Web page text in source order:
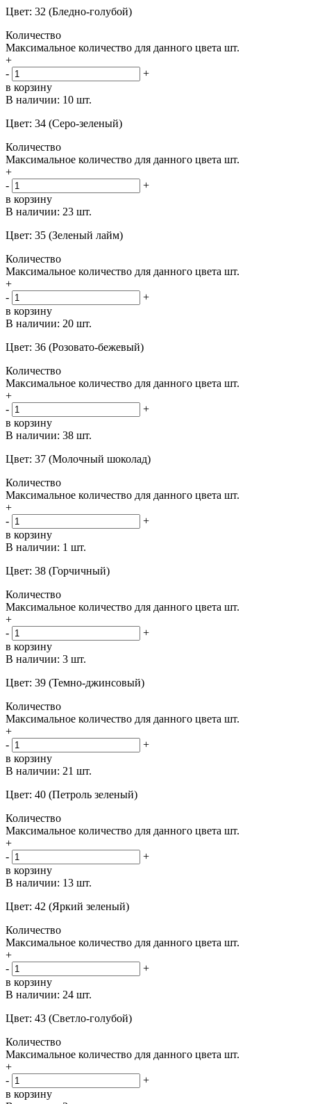
Цвет: 32 (Бледно-голубой)
Количество
Максимальное количество для данного цвета шт.
+
-
+
в корзину
В наличии: 10 шт.
Цвет: 34 (Серо-зеленый)
Количество
Максимальное количество для данного цвета шт.
+
-
+
в корзину
В наличии: 23 шт.
Цвет: 35 (Зеленый лайм)
Количество
Максимальное количество для данного цвета шт.
+
-
+
в корзину
В наличии: 20 шт.
Цвет: 36 (Розовато-бежевый)
Количество
Максимальное количество для данного цвета шт.
+
-
+
в корзину
В наличии: 38 шт.
Цвет: 37 (Молочный шоколад)
Количество
Максимальное количество для данного цвета шт.
+
-
+
в корзину
В наличии: 1 шт.
Цвет: 38 (Горчичный)
Количество
Максимальное количество для данного цвета шт.
+
-
+
в корзину
В наличии: 3 шт.
Цвет: 39 (Темно-джинсовый)
Количество
Максимальное количество для данного цвета шт.
+
-
+
в корзину
В наличии: 21 шт.
Цвет: 40 (Петроль зеленый)
Количество
Максимальное количество для данного цвета шт.
+
-
+
в корзину
В наличии: 13 шт.
Цвет: 42 (Яркий зеленый)
Количество
Максимальное количество для данного цвета шт.
+
-
+
в корзину
В наличии: 24 шт.
Цвет: 43 (Светло-голубой)
Количество
Максимальное количество для данного цвета шт.
+
-
+
в корзину